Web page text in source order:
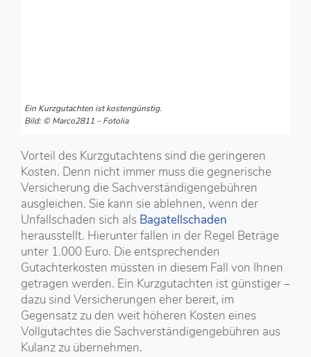
Ein Kurzgutachten ist kostengünstig.
Bild: © Marco2811 – Fotolia
Vorteil des Kurzgutachtens sind die geringeren
Kosten. Denn nicht immer muss die gegnerische
Versicherung die Sachverständigengebühren
ausgleichen. Sie kann sie ablehnen, wenn der
Unfallschaden sich als Bagatellschaden
herausstellt. Hierunter fallen in der Regel Beträge
unter 1.000 Euro. Die entsprechenden
Gutachterkosten müssten in diesem Fall von Ihnen
getragen werden. Ein Kurzgutachten ist günstiger –
dazu sind Versicherungen eher bereit, im
Gegensatz zu den weit höheren Kosten eines
Vollgutachtes die Sachverständigengebühren aus
Kulanz zu übernehmen.